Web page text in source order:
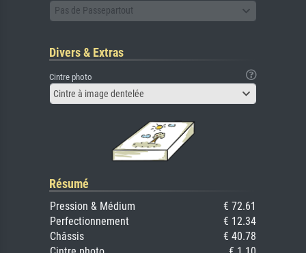
Pas de Passepartout
Divers & Extras
Cintre photo
Cintre à image dentelée
Résumé
Pression & Médium
€ 72.61
Perfectionnement
€ 12.34
Châssis
€ 40.78